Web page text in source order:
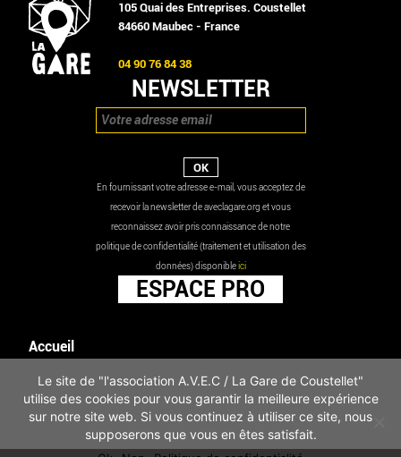
105 Quai des Entreprises. Coustellet
84660 Maubec - France
04 90 76 84 38
NEWSLETTER
En fournissant votre adresse e-mail, vous acceptez de
recevoir la newsletter de aveclagare.org et vous
reconnaissez avoir pris connaissance de notre
politique de confidentialité (traitement et utilisation des
données) disponibleici
ESPACE PRO
Accueil
Les actualités
Mentions légales
Infos pratiques
Politique de confidentialité
Le site de "l'association A.V.E.C / La Gare de Coustellet"
utilise des cookies pour vous garantir la meilleure expérience
sur notre site web. Si vous continuez à utiliser ce site, nous
supposerons que vous en êtes satisfait.